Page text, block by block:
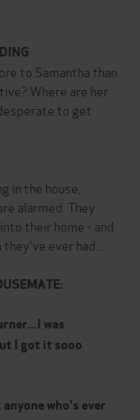
to Samantha than
Where are her
to get
in the house,
alarmed. They
their home - and
ever had...
was
I got it sooo
who's ever